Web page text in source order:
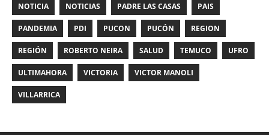
NOTICIA NOTICIAS PADRE LAS CASAS PAIS
PANDEMIA PDI PUCON PUCÓN REGION
REGIÓN ROBERTO NEIRA SALUD TEMUCO UFRO
ULTIMAHORA VICTORIA VICTOR MANOLI
VILLARRICA